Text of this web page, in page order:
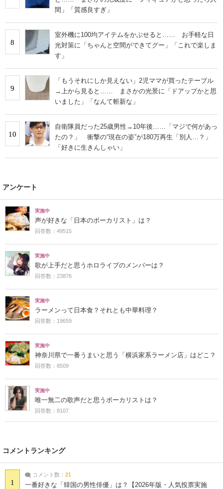
間」「質感良すぎ」
8
室外機に100均アイテムをかぶせると…… お手軽な日
光対策に「ちゃんと空間ができてグー」「これで楽しま
す」
9
「もうそれにしか見えない」2児ママが買ったテーブル
→上から見ると…… まさかの光景に「ドアップかと思
いました」「なんて斬新な」
10
自衛隊員だった25歳男性→10年後……「マジで何があっ
たの？」 衝撃の“現在の姿”が180万再生「別人…？」
「好きに生きんしゃい」
アンケート
実施中
声が好きな「日本のボーカリスト」は？
回答数：49515
実施中
歌が上手だと思うホロライブのメンバーは？
回答数：23876
実施中
ラーメンって日本食？それとも中華料理？
回答数：19659
実施中
神奈川県で一番うまいと思う「横浜家系ラーメン店」はどこ？
回答数：8509
実施中
唯一無二の歌声だと思うボーカリストは？
回答数：8107
コメントランキング
1
コメント数： 21
一番好きな「韓国の男性俳優」は？【2026年版・人気投票実施